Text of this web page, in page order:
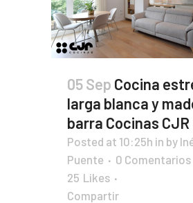
05 Sep Cocina
larga blanca y
barra Cocinas CJR
Posted at 10:25h in by
Puente
0 Comentarios
25 Likes
Compartir